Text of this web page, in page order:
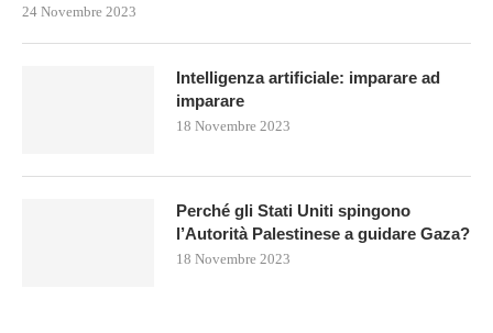
24 Novembre 2023
Intelligenza artificiale: imparare ad
imparare
18 Novembre 2023
Perché gli Stati Uniti spingono
l’Autorità Palestinese a guidare Gaza?
18 Novembre 2023